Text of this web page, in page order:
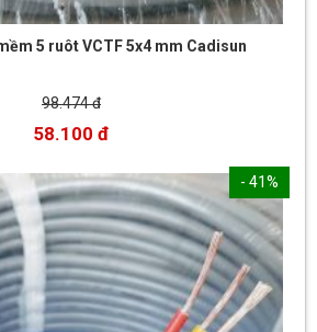
Dây điện tròn mềm 5 ruôt VCTF 5x4 mm Cadisun
98.474 đ
58.100 đ
- 41%